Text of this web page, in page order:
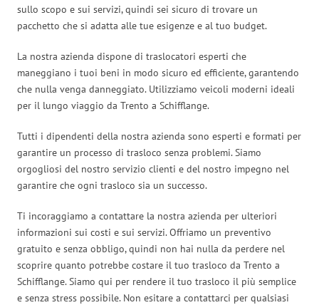
sullo scopo e sui servizi, quindi sei sicuro di trovare un
pacchetto che si adatta alle tue esigenze e al tuo budget.
La nostra azienda dispone di traslocatori esperti che
maneggiano i tuoi beni in modo sicuro ed efficiente, garantendo
che nulla venga danneggiato. Utilizziamo veicoli moderni ideali
per il lungo viaggio da Trento a Schifflange.
Tutti i dipendenti della nostra azienda sono esperti e formati per
garantire un processo di trasloco senza problemi. Siamo
orgogliosi del nostro servizio clienti e del nostro impegno nel
garantire che ogni trasloco sia un successo.
Ti incoraggiamo a contattare la nostra azienda per ulteriori
informazioni sui costi e sui servizi. Offriamo un preventivo
gratuito e senza obbligo, quindi non hai nulla da perdere nel
scoprire quanto potrebbe costare il tuo trasloco da Trento a
Schifflange. Siamo qui per rendere il tuo trasloco il più semplice
e senza stress possibile. Non esitare a contattarci per qualsiasi